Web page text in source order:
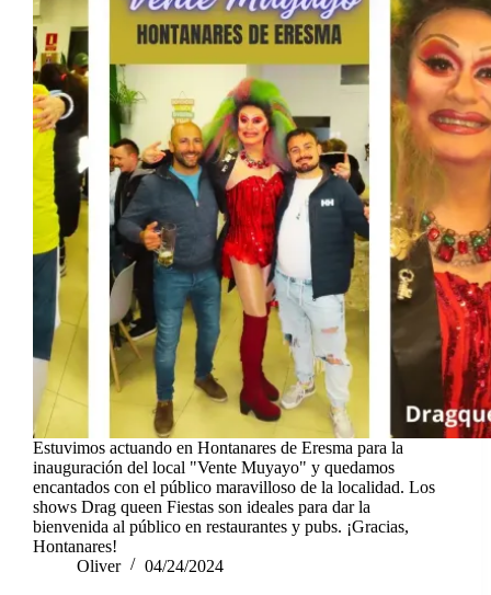
Estuvimos actuando en Hontanares de Eresma para la
inauguración del local "Vente Muyayo" y quedamos
encantados con el público maravilloso de la localidad. Los
shows Drag queen Fiestas son ideales para dar la
bienvenida al público en restaurantes y pubs. ¡Gracias,
Hontanares!
Oliver
04/24/2024